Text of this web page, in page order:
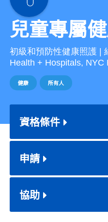
兒童專屬
初級和預防性健康照護 |
Health + Hospitals, NYC
健康 所有人
資格條件
申請
協助